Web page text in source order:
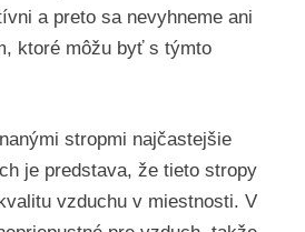
a preto sa nevyhneme ani
ktoré môžu byť s týmto
stropmi najčastejšie
je predstava, že tieto stropy
vzduchu v miestnosti. V